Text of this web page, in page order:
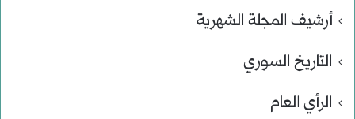
أرشيف المجلة الشهرية
التاريخ السوري
الرأي العام